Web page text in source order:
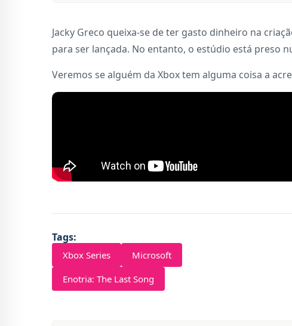
Jacky Greco queixa-se de ter gasto dinheiro na
para ser lançada. No entanto, o estúdio está preso
Veremos se alguém da Xbox tem alguma coisa a
Tags:
Xbox Series
Microsoft
Enotria: The Last Song